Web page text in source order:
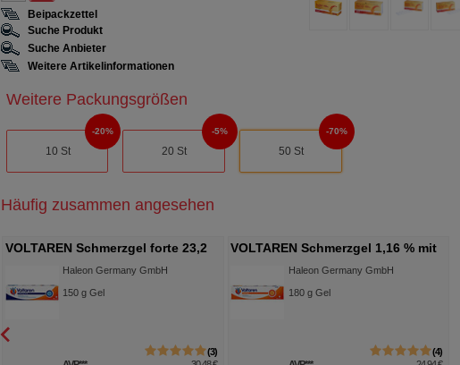
Beipackzettel
Suche Produkt
Suche Anbieter
Weitere Artikelinformationen
Weitere Packungsgrößen
10 St
20%
20 St
5%
50 St
70%
Häufig zusammen angesehen
VOLTAREN Schmerzgel forte 23,2
Haleon Germany GmbH
150g Gel
3
VOLTAREN Schmerzgel 1,16 % mit
Komfort-Verschlus
Haleon Germany GmbH
180 g Gel
4